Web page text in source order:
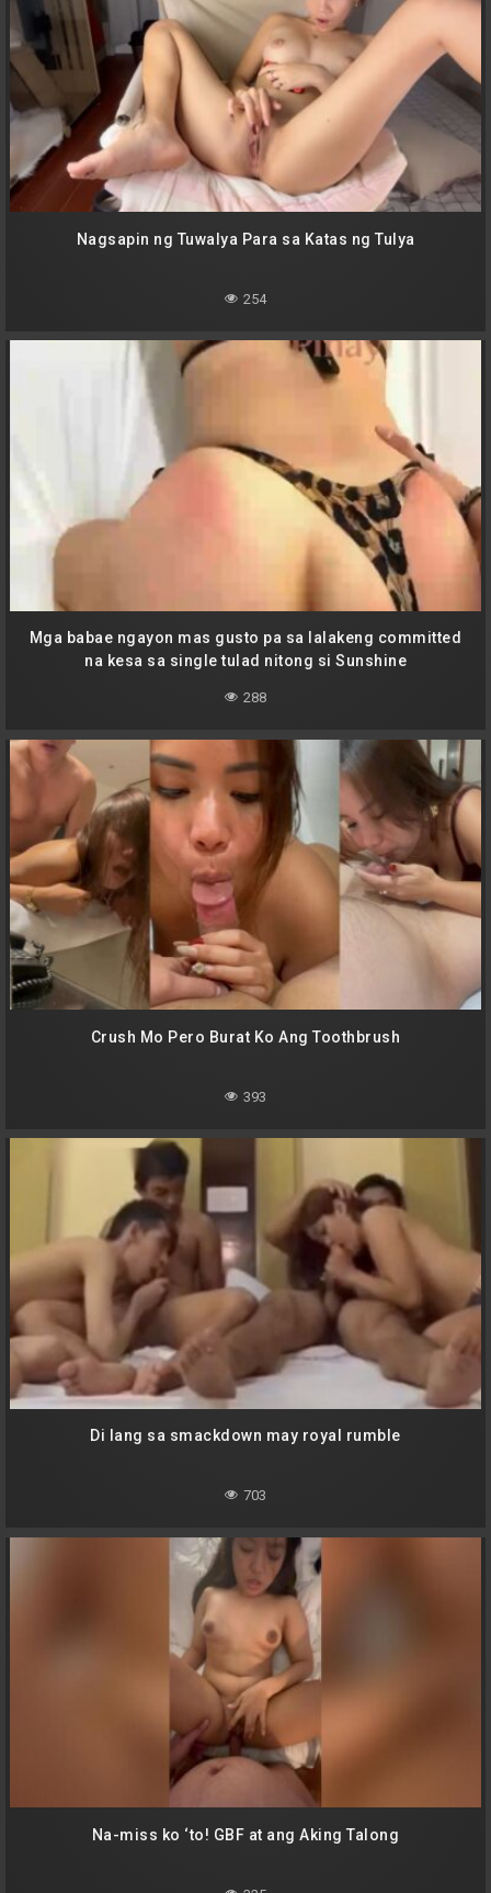
Nagsapin ng Tuwalya Para sa Katas ng Tulya
254
Mga babae ngayon mas gusto pa sa lalakeng committed
na kesa sa single tulad nitong si Sunshine
288
Crush Mo Pero Burat Ko Ang Toothbrush
393
Di lang sa smackdown may royal rumble
703
Na-miss ko ‘to! GBF at ang Aking Talong